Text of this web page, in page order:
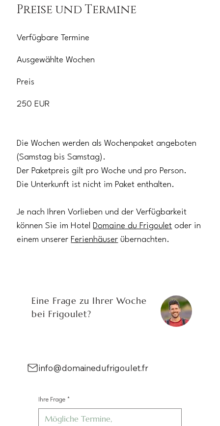
Preise und Termine
Verfügbare Termine
Preis
Ausgewählte Wochen
250 EUR
Die Wochen werden als Wochenpaket angeboten
(Samstag bis Samstag).
Der Paketpreis gilt pro Woche und pro Person.
Die Unterkunft ist nicht im Paket enthalten.
Je nach Ihren Vorlieben und der Verfügbarkeit
können Sie im Hotel Domaine du Frigoulet oder in
einem unserer Ferienhäuser übernachten.
Eine Frage zu Ihrer Woche
bei Frigoulet?
info@domainedufrigoulet.fr
Ihre Frage *